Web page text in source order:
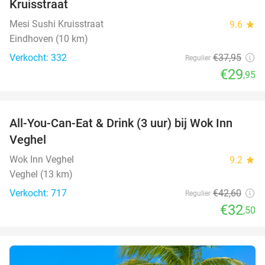
Kruisstraat
Mesi Sushi Kruisstraat 9.6 star
Eindhoven (10 km)
Verkocht: 332
Regulier €37,95
€29,95
24%
All-You-Can-Eat & Drink (3 uur) bij Wok Inn
Veghel
Wok Inn Veghel 9.2 star
Veghel (13 km)
Verkocht: 717
Regulier €42,60
€32,50